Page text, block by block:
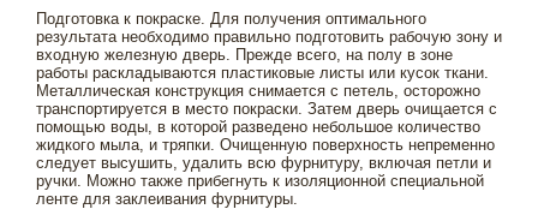
Подготовка к покраске. Для получения оптимального
результата необходимо правильно подготовить рабочую зону и
входную железную дверь. Прежде всего, на полу в зоне
работы раскладываются пластиковые листы или кусок ткани.
Металлическая конструкция снимается с петель, осторожно
транспортируется в место покраски. Затем дверь очищается с
помощью воды, в которой разведено небольшое количество
жидкого мыла, и тряпки. Очищенную поверхность непременно
следует высушить, удалить всю фурнитуру, включая петли и
ручки. Можно также прибегнуть к изоляционной специальной
ленте для заклеивания фурнитуры.